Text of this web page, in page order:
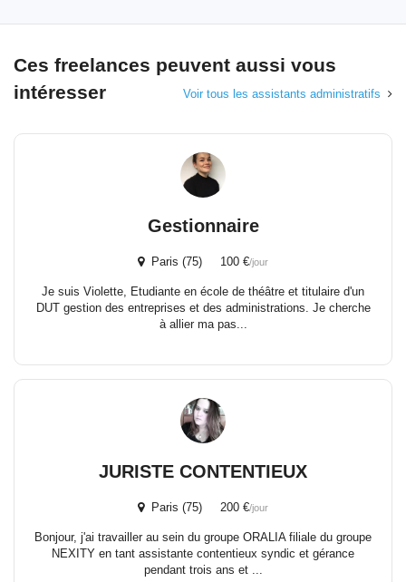
Ces freelances peuvent aussi vous
intéresser
Voir tous les assistants administratifs
Gestionnaire
Paris (75) 100 €/jour
Je suis Violette, Etudiante en école de théâtre et titulaire d'un
DUT gestion des entreprises et des administrations. Je cherche
à allier ma pas...
JURISTE CONTENTIEUX
Paris (75) 200 €/jour
Bonjour, j'ai travailler au sein du groupe ORALIA filiale du groupe
NEXITY en tant assistante contentieux syndic et gérance
pendant trois ans et ...